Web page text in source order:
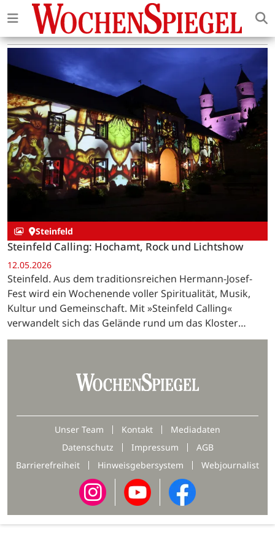
Steinfeld
Steinfeld Calling: Hochamt, Rock und Lichtshow
12.05.2026
Steinfeld. Aus dem traditionsreichen Hermann-Josef-
Fest wird ein Wochenende voller Spiritualität, Musik,
Kultur und Gemeinschaft. Mit »Steinfeld Calling«
verwandelt sich das Gelände rund um das Kloster
Steinfeld am 16. und 17. Mai in einen besonderen Ort
Unser Team Kontakt
Mediadaten
Datenschutz
Impressum
AGB
Barrierefreiheit
Hinweisgebersystem Webjournalist